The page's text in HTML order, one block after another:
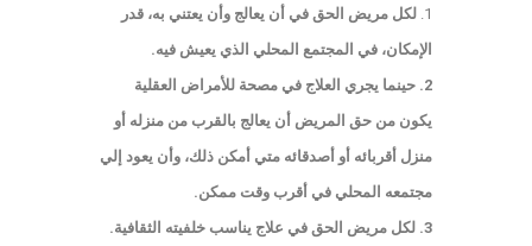
لكل مريض الحق في أن يعالج وأن يعتني به، قدر
الإمكان، في المجتمع المحلي الذي يعيش فيه.
2. حينما يجري العلاج في مصحة للأمراض العقلية
يكون من حق المريض أن يعالج بالقرب من منزله أو
منزل أقربائه أو أصدقائه متي أمكن ذلك، وأن يعود إلي
مجتمعه المحلي في أقرب وقت ممكن.
3. لكل مريض الحق في علاج يناسب خلفيته الثقافية.